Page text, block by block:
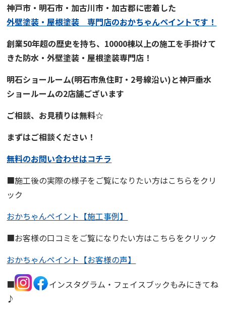
神戸市・明石市・加古川市・加古郡に密着した
外壁塗装・屋根塗装 専門店のおかちゃんペイントです！
創業50年超の歴史を持ち、 10000棟以上の施工を手掛けて
きた防水・外壁塗装・屋根塗装専門店！
明石ショールーム(明石市魚住町・2号線沿い)と神戸垂水
ショールームの2店舗ございます
ご相談、お見積りは無料☆
まずはご相談ください！
無料のお問い合わせはコチラ
■施工後の実際の様子をご覧になりたい方はこちらをクリ
ック
おかちゃんペイント【施工事例】
■お客様の口コミをご覧になりたい方はこちらをクリック
おかちゃんペイント【お客様の声】
■
インスタグラム・フェイスブックもみにきてね
♪